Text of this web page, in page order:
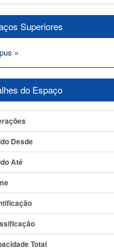
Superiores
»
do Espaço
Desde
Até
Total